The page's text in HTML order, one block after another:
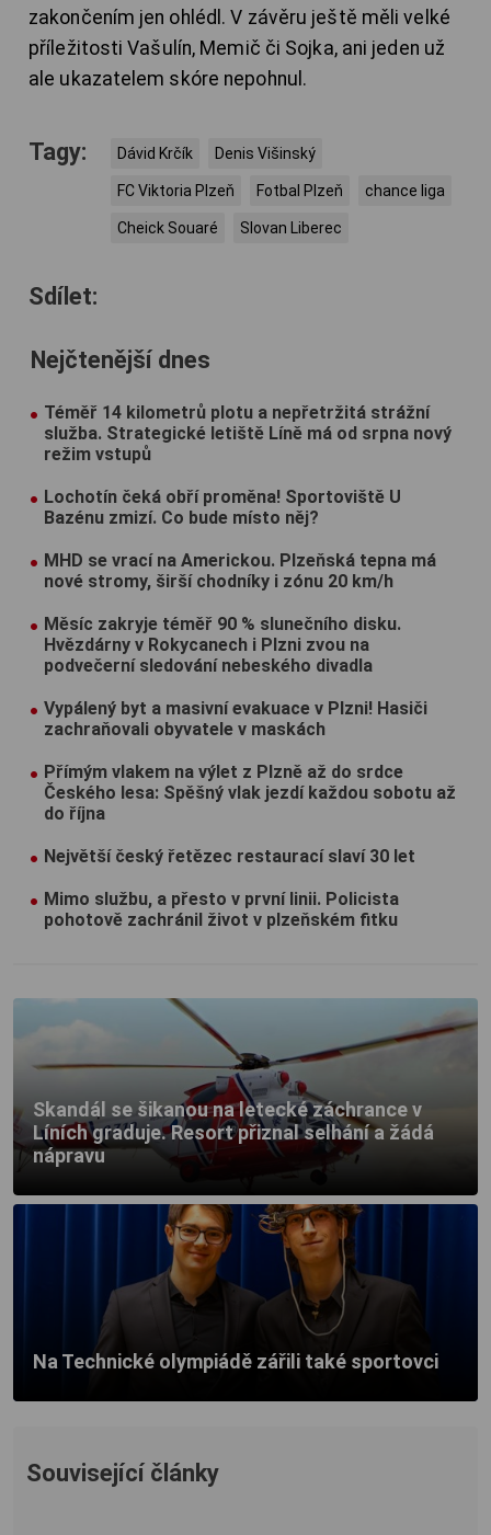
zakončením jen ohlédl. V závěru ještě měli velké
příležitosti Vašulín, Memič či Sojka, ani jeden už
ale ukazatelem skóre nepohnul.
Tagy: Dávid Krčík Denis Višinský
FC Viktoria Plzeň Fotbal Plzeň chance liga
Cheick Souaré Slovan Liberec
Sdílet:
Nejčtenější dnes
Téměř 14 kilometrů plotu a nepřetržitá strážní
služba. Strategické letiště Líně má od srpna nový
režim vstupů
Lochotín čeká obří proměna! Sportoviště U
Bazénu zmizí. Co bude místo něj?
MHD se vrací na Americkou. Plzeňská tepna má
nové stromy, širší chodníky i zónu 20 km/h
Měsíc zakryje téměř 90 % slunečního disku.
Hvězdárny v Rokycanech i Plzni zvou na
podvečerní sledování nebeského divadla
Vypálený byt a masivní evakuace v Plzni! Hasiči
zachraňovali obyvatele v maskách
Přímým vlakem na výlet z Plzně až do srdce
Českého lesa: Spěšný vlak jezdí každou sobotu až
do října
Největší český řetězec restaurací slaví 30 let
Mimo službu, a přesto v první linii. Policista
pohotově zachránil život v plzeňském fitku
Skandál se šikanou na letecké záchrance v
Líních graduje. Resort přiznal selhání a žádá
nápravu
Na Technické olympiádě zářili také sportovci
Související články